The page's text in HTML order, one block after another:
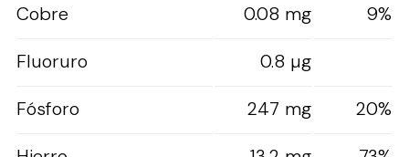
Cobre
0.08 mg
9%
Fluoruro
0.8 µg
Fósforo
247 mg
20%